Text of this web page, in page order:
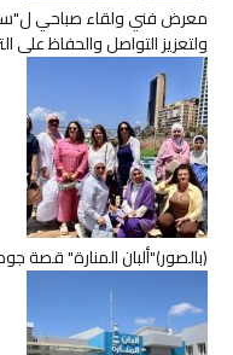
معرض فني ولقاء صباحي
ولتعزيز التواصل والحفاظ على
(بالصور)"ألبان المنارة" قصة